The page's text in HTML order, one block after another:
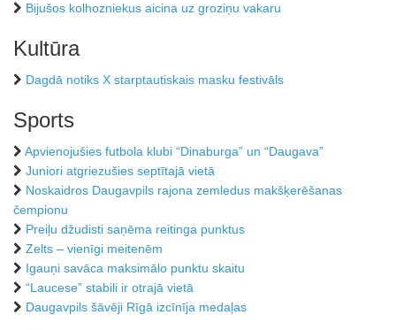
Bijušos kolhozniekus aicina uz groziņu vakaru
Kultūra
Dagdā notiks X starptautiskais masku festivāls
Sports
Apvienojušies futbola klubi “Dinaburga” un “Daugava”
Juniori atgriezušies septītajā vietā
Noskaidros Daugavpils rajona zemledus makšķerēšanas
čempionu
Preiļu džudisti saņēma reitinga punktus
Zelts – vienīgi meitenēm
Igauņi savāca maksimālo punktu skaitu
“Laucese” stabili ir otrajā vietā
Daugavpils šāvēji Rīgā izcīnīja medaļas